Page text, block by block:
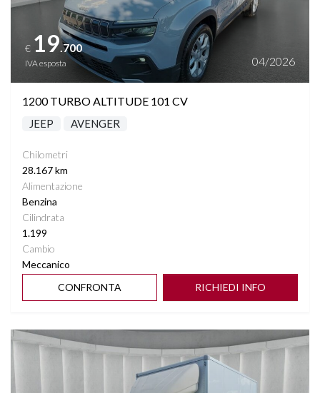
€ 19.700
IVA esposta 04/2026
1200 TURBO ALTITUDE 101 CV
JEEP AVENGER
Chilometri
28.167 km
Alimentazione
Benzina
Cilindrata
1.199
Cambio
Meccanico
CONFRONTA
RICHIEDI INFO
Vedi dettagli